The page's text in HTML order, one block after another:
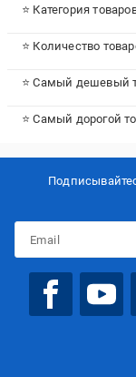
⭐ Категория
⭐ Количество
⭐ Самый дешевый
⭐ Самый дорогой